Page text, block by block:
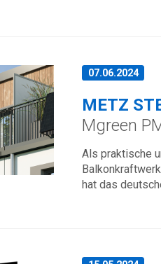
07.06.2024
METZ
Mgreen
Als praktische
hat das